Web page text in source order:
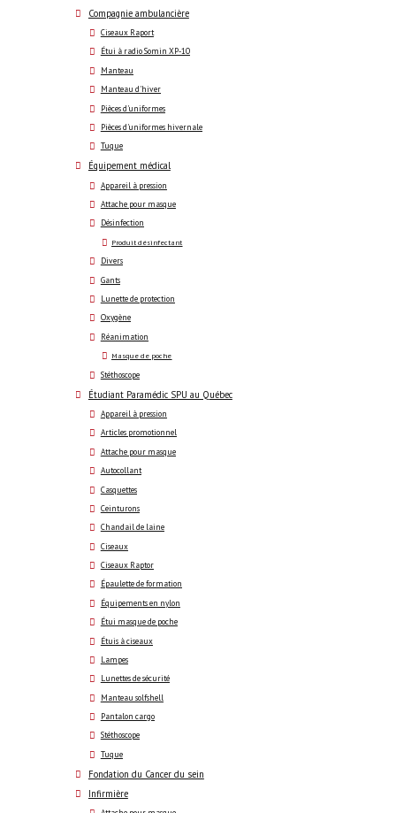
Compagnie ambulancière
Ciseaux Raport
Étui à radio Somin XP-10
Manteau
Manteau d'hiver
Pièces d'uniformes
Pièces d'uniformes hivernale
Tuque
Équipement médical
Appareil à pression
Attache pour masque
Désinfection
Produit désinfectant
Divers
Gants
Lunette de protection
Oxygène
Réanimation
Masque de poche
Stéthoscope
Étudiant Paramédic SPU au Québec
Appareil à pression
Articles promotionnel
Attache pour masque
Autocollant
Casquettes
Ceinturons
Chandail de laine
Ciseaux
Ciseaux Raptor
Épaulette de formation
Équipements en nylon
Étui masque de poche
Étuis à ciseaux
Lampes
Lunettes de sécurité
Manteau solfshell
Pantalon cargo
Stéthoscope
Tuque
Fondation du Cancer du sein
Infirmière